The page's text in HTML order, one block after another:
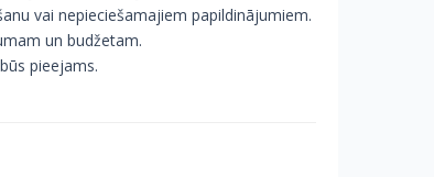
vai nepieciešamajiem papildinājumiem.
un budžetam.
pieejams.